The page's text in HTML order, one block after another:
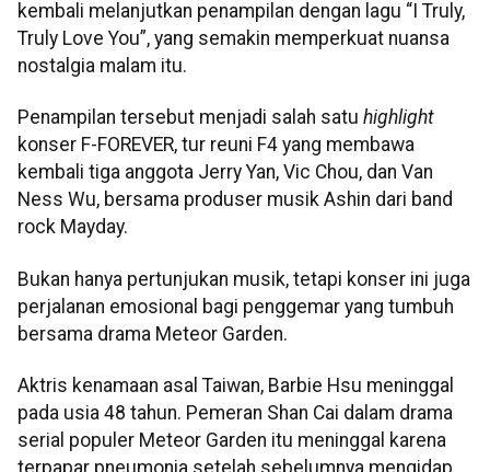
kembali melanjutkan penampilan dengan lagu “I Truly,
Truly Love You”, yang semakin memperkuat nuansa
nostalgia malam itu.
Penampilan tersebut menjadi salah satu highlight
konser F-FOREVER, tur reuni F4 yang membawa
kembali tiga anggota Jerry Yan, Vic Chou, dan Van
Ness Wu, bersama produser musik Ashin dari band
rock Mayday.
Bukan hanya pertunjukan musik, tetapi konser ini juga
perjalanan emosional bagi penggemar yang tumbuh
bersama drama Meteor Garden.
Aktris kenamaan asal Taiwan, Barbie Hsu meninggal
pada usia 48 tahun. Pemeran Shan Cai dalam drama
serial populer Meteor Garden itu meninggal karena